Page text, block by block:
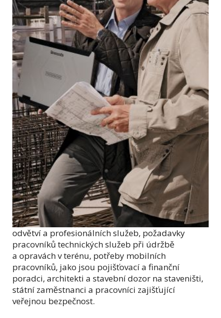
odvětví a profesionálních služeb, požadavky
pracovníků technických služeb při údržbě
a opravách v terénu, potřeby mobilních
pracovníků, jako jsou pojišťovací a finanční
poradci, architekti a stavební dozor na staveništi,
státní zaměstnanci a pracovníci zajišťující
veřejnou bezpečnost.